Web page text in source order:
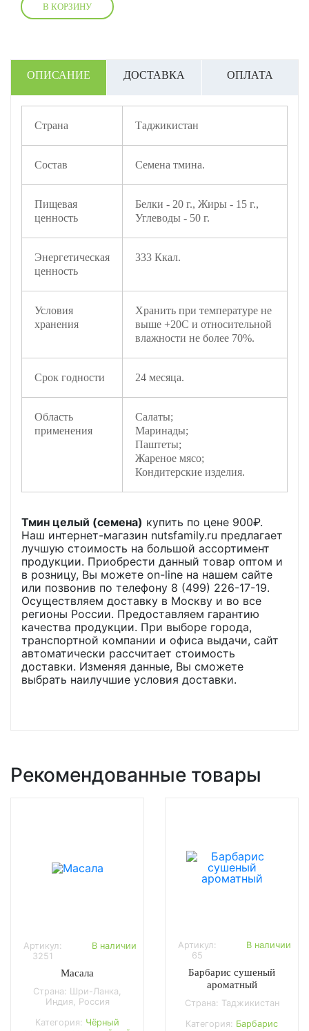
В КОРЗИНУ
ОПИСАНИЕ ДОСТАВКА ОПЛАТА
Страна Таджикистан
Состав Семена тмина.
Пищевая
ценность
Белки - 20 г., Жиры - 15 г.,
Углеводы - 50 г.
Энергетическая
ценность
333 Ккал.
Условия
хранения
Хранить при температуре не
выше +20С и относительной
влажности не более 70%.
Срок годности 24 месяца.
Область
применения
Салаты;
Маринады;
Паштеты;
Жареное мясо;
Кондитерские изделия.
Тмин целый (семена) купить по цене 900₽.
Наш интернет-магазин nutsfamily.ru предлагает
лучшую стоимость на большой ассортимент
продукции. Приобрести данный товар оптом и
в розницу, Вы можете on-line на нашем сайте
или позвонив по телефону 8 (499) 226-17-19.
Осуществляем доставку в Москву и во все
регионы России. Предоставляем гарантию
качества продукции. При выборе города,
транспортной компании и офиса выдачи, сайт
автоматически рассчитает стоимость
доставки. Изменяя данные, Вы сможете
выбрать наилучшие условия доставки.
Рекомендованные товары
Артикул:
3251
В наличии
Масала
Страна: Шри-Ланка,
Индия, Россия
Категория: Чёрный
Артикул:
65
В наличии
Барбарис сушеный
ароматный
Страна: Таджикистан
Категория: Барбарис